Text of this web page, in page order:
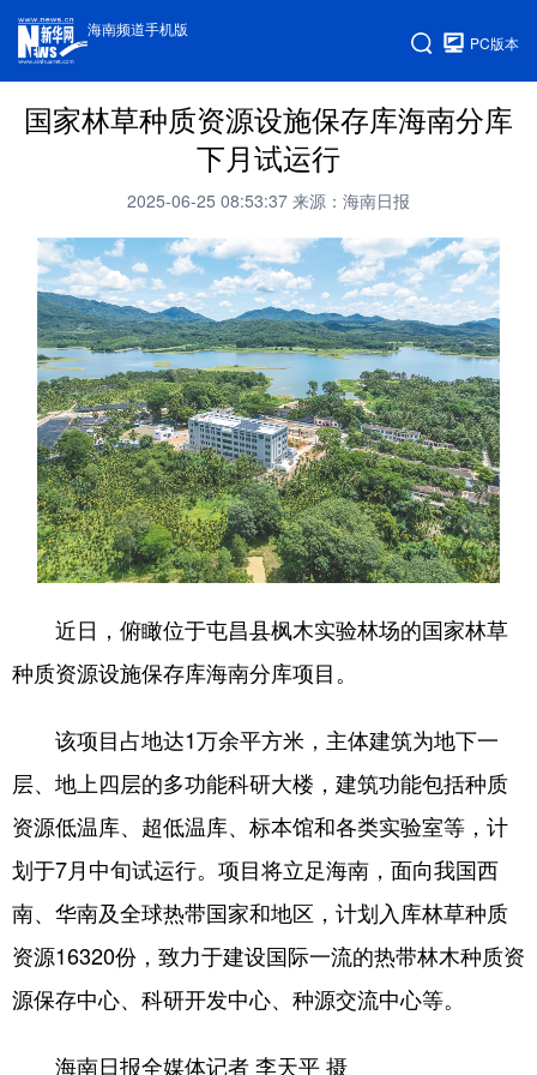
海南频道手机版
PC版本
国家林草种质资源设施保存库海南分库
下月试运行
2025-06-25 08:53:37 来源：海南日报
近日，俯瞰位于屯昌县枫木实验林场的国家林草
种质资源设施保存库海南分库项目。
该项目占地达1万余平方米，主体建筑为地下一
层、地上四层的多功能科研大楼，建筑功能包括种质
资源低温库、超低温库、标本馆和各类实验室等，计
划于7月中旬试运行。项目将立足海南，面向我国西
南、华南及全球热带国家和地区，计划入库林草种质
资源16320份，致力于建设国际一流的热带林木种质资
源保存中心、科研开发中心、种源交流中心等。
海南日报全媒体记者 李天平 摄